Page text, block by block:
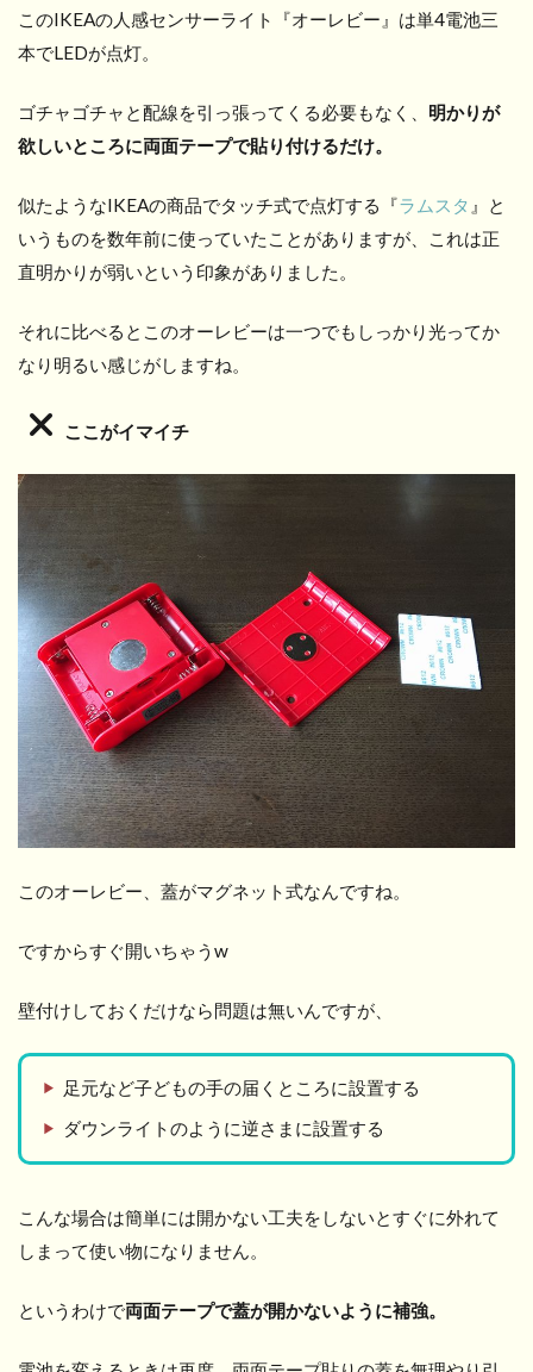
このIKEAの人感センサーライト『オーレビー』は単4電池三
本でLEDが点灯。
ゴチャゴチャと配線を引っ張ってくる必要もなく、 明かりが
欲しいところに両面テープで貼り付けるだけ。
似たようなIKEAの商品でタッチ式で点灯する『ラムスタ 』と
いうものを数年前に使っていたことがありますが、これは正
直明かりが弱いという印象がありました。
それに比べるとこのオーレビーは一つでもしっかり光ってか
なり明るい感じがしますね。
ここがイマイチ
このオーレビー、蓋がマグネット式なんですね。
ですからすぐ開いちゃうw
壁付けしておくだけなら問題は無いんですが、
足元など子どもの手の届くところに設置する
ダウンライトのように逆さまに設置する
こんな場合は簡単には開かない工夫をしないとすぐに外れて
しまって使い物になりません。
というわけで両面テープで蓋が開かないように補強。